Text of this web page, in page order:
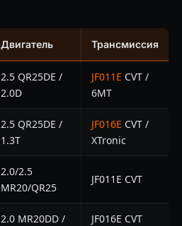
Двигатель Трансмиссия
2.5 QR25DE /
2.0D
JF011E CVT /
6MT
2.5 QR25DE /
1.3T
JF016E CVT /
XTronic
2.0/2.5
MR20/QR25
JF011E CVT
2.0 MR20DD /
JF016E CVT